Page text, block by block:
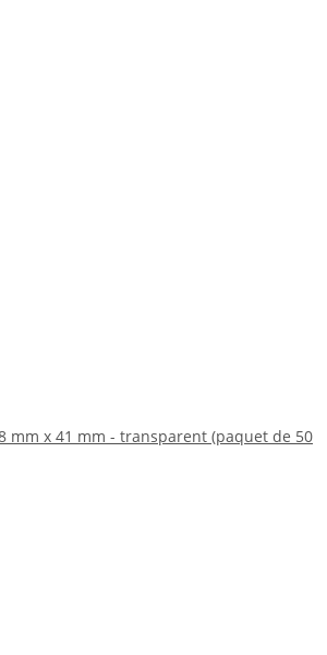
mm x 41 mm - transparent (paquet de 50